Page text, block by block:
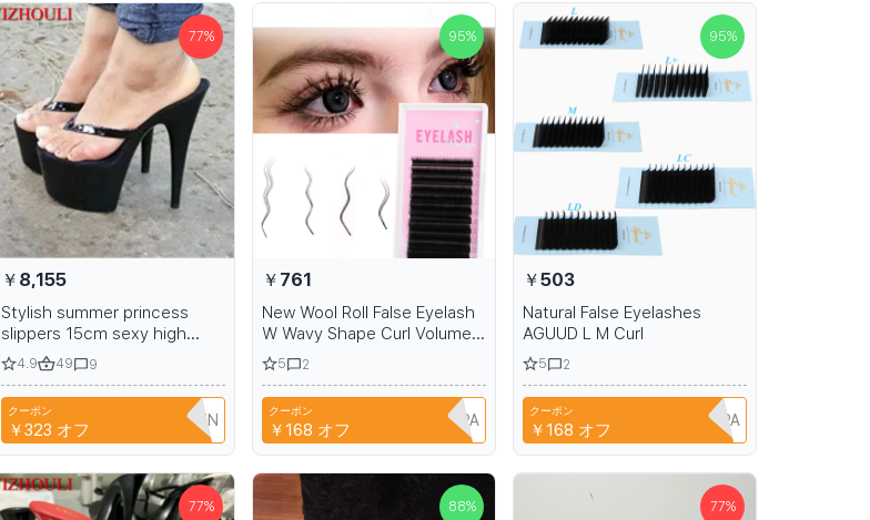
77%
￥8,155
Stylish summer princess
slippers 15cm sexy high
heels for nightclub and 6-
inch stiletto heels with a
glossy heel
4.9 49 9
クーポン
￥323 オフ T9TRTFBTWTZN
95%
￥761
New Wool Roll False Eyelash
W Wavy Shape Curl Volume
Eyelash Extension Fluffy Soft
Full DIY 3D 5D Cat Eye Lash
Extension
5 2
クーポン
￥168 オフ A6R1B6EH1PPA
95%
￥503
Natural False Eyelashes
AGUUD L M Curl
5 2
クーポン
￥168 オフ A6R1B6EH1PPA
77% 88% 77%